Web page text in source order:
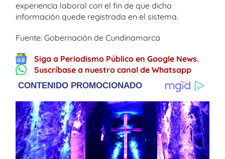
experiencia laboral con el fin de que dicha
información quede registrada en el sistema.
Fuente: Gobernación de Cundinamarca
Siga a Periodismo Público en Google News.
Suscríbase a nuestro canal de Whatsapp